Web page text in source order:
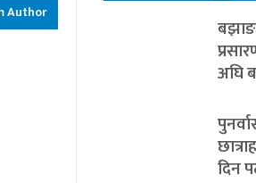
Author
अघि
दिन